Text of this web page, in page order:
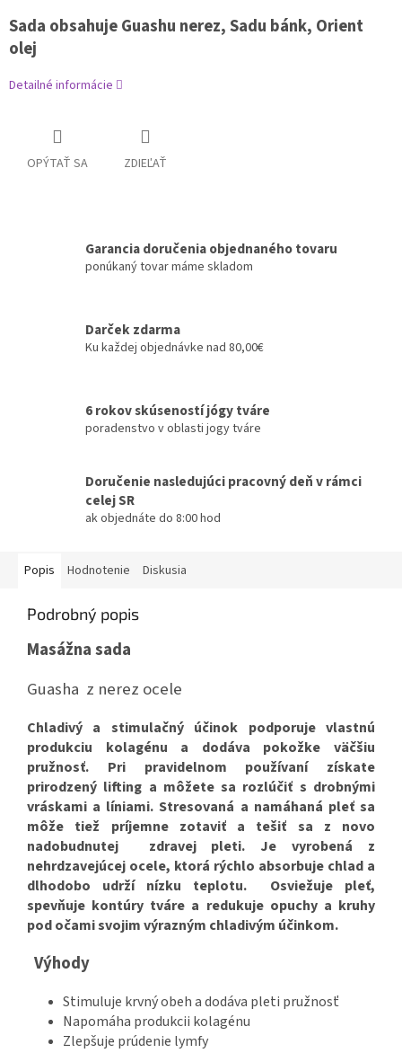
Sada obsahuje Guashu nerez, Sadu bánk, Orient
olej
Detailné informácie
OPÝTAŤ SA ZDIEĽAŤ
Garancia doručenia objednaného tovaru
ponúkaný tovar máme skladom
Darček zdarma
Ku každej objednávke nad 80,00€
6 rokov skúseností jógy tváre
poradenstvo v oblasti jogy tváre
Doručenie nasledujúci pracovný deň v rámci
celej SR
ak objednáte do 8:00 hod
Popis Hodnotenie Diskusia
Podrobný popis
Masážna sada
Guasha z nerez ocele
Chladivý a stimulačný účinok podporuje vlastnú
produkciu kolagénu a dodáva pokožke väčšiu
pružnosť. Pri pravidelnom používaní získate
prirodzený lifting a môžete sa rozlúčiť s drobnými
vráskami a líniami. Stresovaná a namáhaná pleť sa
môže tiež príjemne zotaviť a tešiť sa z novo
nadobudnutej zdravej pleti. Je vyrobená z
nehrdzavejúcej ocele, ktorá rýchlo absorbuje chlad a
dlhodobo udrží nízku teplotu. Osviežuje pleť,
spevňuje kontúry tváre a redukuje opuchy a kruhy
pod očami svojim výrazným chladivým účinkom.
Výhody
Stimuluje krvný obeh a dodáva pleti pružnosť
Napomáha produkcii kolagénu
Zlepšuje prúdenie lymfy